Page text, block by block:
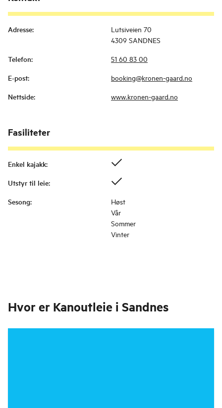
Adresse:
Lutsiveien 70
4309 SANDNES
Telefon: 51 60 83 00
E-post: booking@kronen-gaard.no
Nettside: www.kronen-gaard.no
Fasiliteter
Enkel kajakk:
Utstyr til leie:
Sesong:
Høst
Vår
Sommer
Vinter
Hvor er Kanoutleie i Sandnes